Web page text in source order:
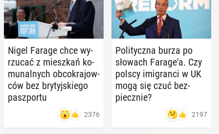
Nigel Farage chce wy­
rzu­cać z miesz­kań ko­
mu­nal­nych ob­co­kra­jow­
ców bez bry­tyj­skie­go
pasz­por­tu
2376
Po­li­tycz­na burza po
słowach Fa­ra­ge­'a. Czy
polscy imi­gran­ci w UK
mogą się czuć bez­
piecz­nie?
2197